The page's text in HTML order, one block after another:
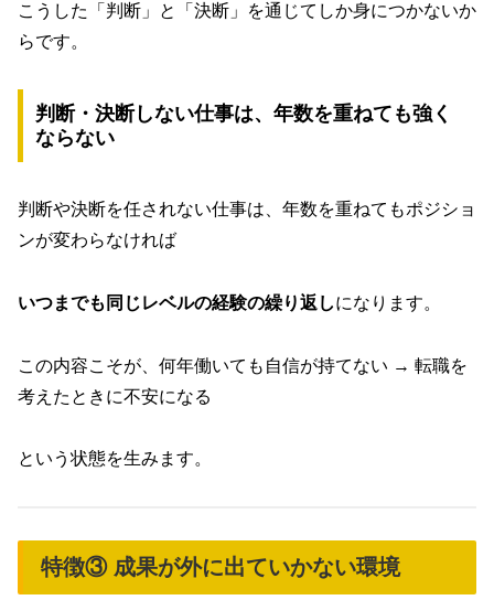
こうした「判断」と「決断」を通じてしか身につかないか
らです。
判断・決断しない仕事は、年数を重ねても強く
ならない
判断や決断を任されない仕事は、年数を重ねてもポジショ
ンが変わらなければ
いつまでも同じレベルの経験の繰り返しになります。
この内容こそが、何年働いても自信が持てない → 転職を
考えたときに不安になる
という状態を生みます。
特徴③ 成果が外に出ていかない環境